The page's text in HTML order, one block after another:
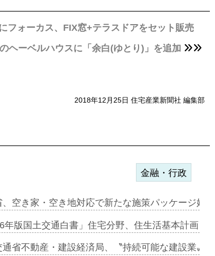
フォーカス、FIX窓+テラスドアをセット販売
ヘーベルハウスに「余白(ゆとり)」を追加
2018年12月25日 住宅産業新聞社 編集部
ー契約…
用…
ーレキ…
金融・行政
、空き家・空き地対応で新たな施策パッケージ始
年版国土交通白書」住宅分野、住生活基本計画
通省不動産・建設経済局、〝持続可能な建設業〟